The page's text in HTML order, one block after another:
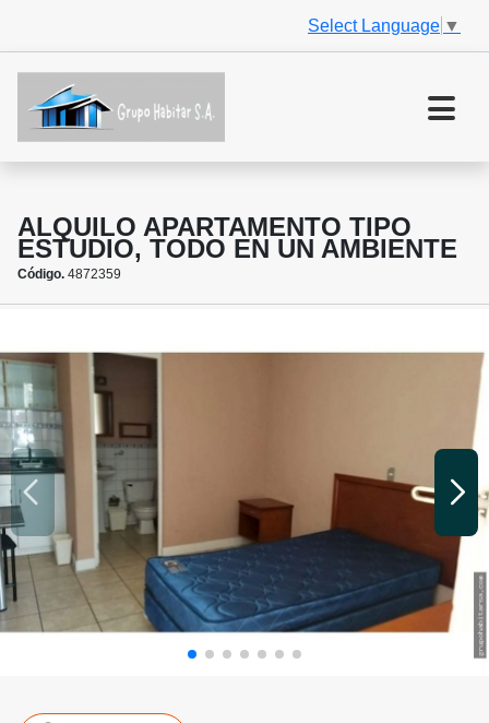
Select Language ▼
ALQUILO APARTAMENTO TIPO
ESTUDIO, TODO EN UN AMBIENTE
Código. 4872359